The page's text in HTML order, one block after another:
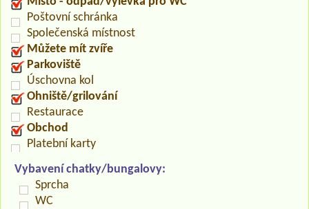
Poštovní schránka
Společenská místnost
Můžete mít zvíře
Parkoviště
Úschovna kol
Ohniště/grilování
Restaurace
Obchod
Platební karty
Vybavení chatky/bungalovy:
Sprcha
WC